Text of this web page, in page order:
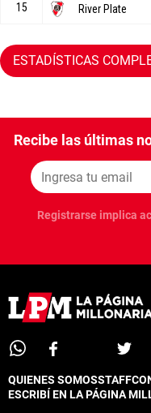
ESTADÍSTICAS
Recibe las últimas
Registrarse implica
QUIENES SOMOSSTAFF
ESCRIBÍ EN LA PÁGINA